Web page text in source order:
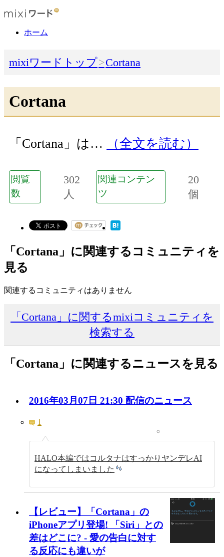
ホーム
mixiワードトップ Cortana
Cortana
「Cortana」は… （全文を読む）
閲覧
数
302
人
関連コンテン
ツ
20
個
「Cortana」に関連するコミュニティを
見る
関連するコミュニティはありません
「Cortana」に関するmixiコミュニティを
検索する
「Cortana」に関連するニュースを見る
2016年03月07日 21:30 配信のニュース
1
HALO本編ではコルタナはすっかりヤンデレAI
になってしまいました
【レビュー】「Cortana」の
iPhoneアプリ登場! 「Siri」との
差はどこに? - 愛の告白に対す
る反応にも違いが